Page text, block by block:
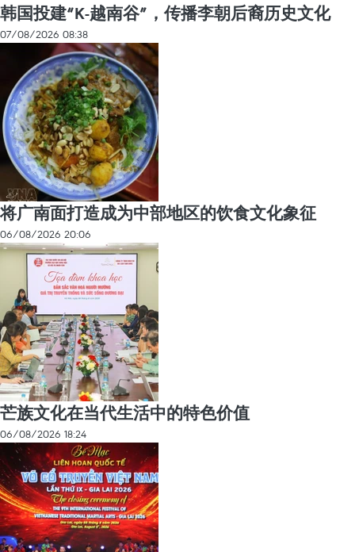
韩国投建“K-越南谷”，传播李朝后裔历史文化
07/08/2026 08:38
将广南面打造成为中部地区的饮食文化象征
06/08/2026 20:06
芒族文化在当代生活中的特色价值
06/08/2026 18:24